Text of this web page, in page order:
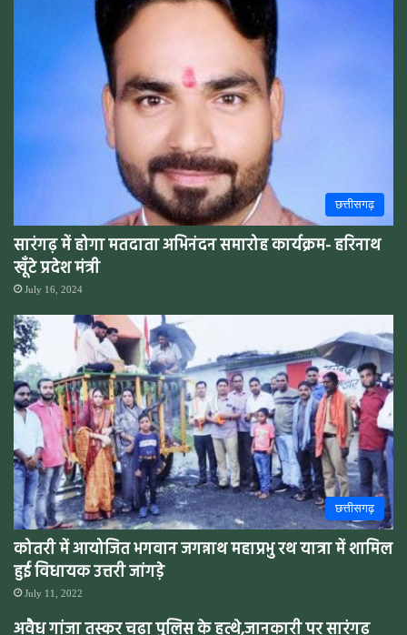
छत्तीसगढ़
सारंगढ़ में होगा मतदाता अभिनंदन समारोह कार्यक्रम- हरिनाथ
खूँटे प्रदेश मंत्री
July 16, 2024
छत्तीसगढ़
कोतरी में आयोजित भगवान जगन्नाथ महाप्रभु रथ यात्रा में शामिल
हुई विधायक उत्तरी जांगड़े
July 11, 2022
अवैध गांजा तस्कर चढ़ा पुलिस के हत्थे,जानकारी पर सारंगढ़